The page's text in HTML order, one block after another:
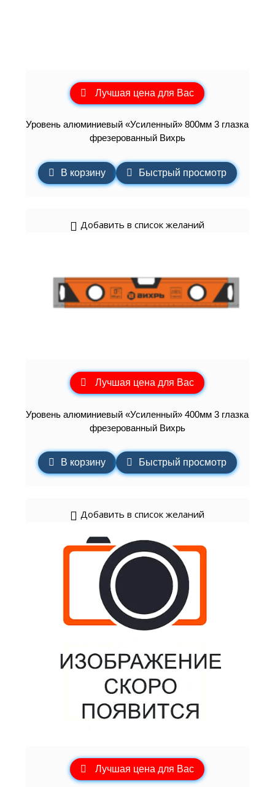
Лучшая цена для Вас
Уровень алюминиевый «Усиленный» 800мм 3 глазка
фрезерованный Вихрь
В корзину Быстрый просмотр
Добавить в список желаний
Лучшая цена для Вас
Уровень алюминиевый «Усиленный» 400мм 3 глазка
фрезерованный Вихрь
В корзину Быстрый просмотр
Добавить в список желаний
Лучшая цена для Вас